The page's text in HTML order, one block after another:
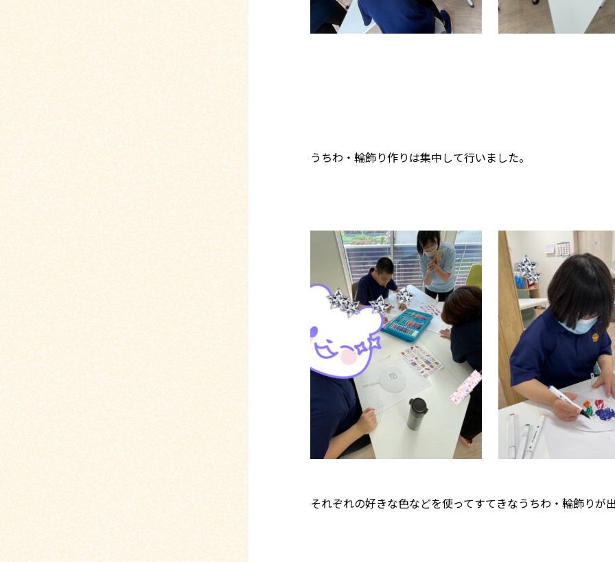
うちわ・輪飾り作りは集中して行いました。
それぞれの好きな色などを使ってすてきなうちわ・輪飾りが